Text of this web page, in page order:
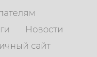
Новости
сайт